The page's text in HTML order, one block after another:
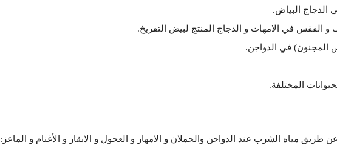
الدجاج البياض.
الفقس في الامهات و الدجاج المنتج لبيض التفريخ.
المجنون) في الدواجن.
المختلفة.
طريق مياه الشرب عند الدواجن والحملان و الامهار و العجول و الابقار و الأغنام و الماعز: